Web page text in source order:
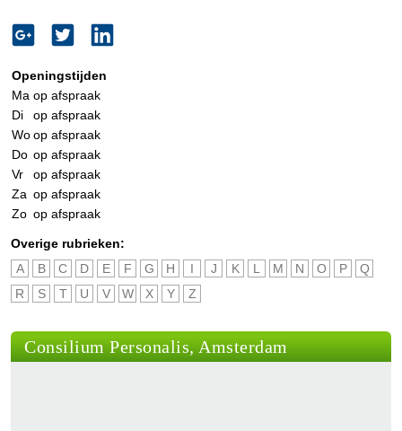
Openingstijden
Ma op afspraak
Di
op afspraak
Woop afspraak
Do op afspraak
Vr
op afspraak
Za op afspraak
Zo op afspraak
Overige rubrieken:
A
B C D E F G H I J K L M N O P
Q
R
S T U V W X Y Z
Consilium Personalis, Amsterdam